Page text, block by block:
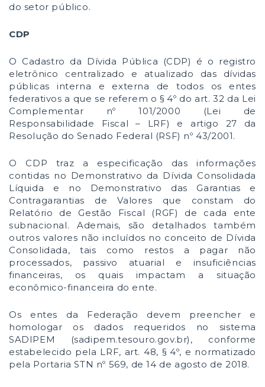
do setor público.
CDP
O Cadastro da Dívida Pública (CDP) é o registro
eletrônico centralizado e atualizado das dívidas
públicas interna e externa de todos os entes
federativos a que se referem o § 4º do art. 32 da Lei
Complementar nº 101/2000 (Lei de
Responsabilidade Fiscal – LRF) e artigo 27 da
Resolução do Senado Federal (RSF) nº 43/2001.
O CDP traz a especificação das informações
contidas no Demonstrativo da Dívida Consolidada
Líquida e no Demonstrativo das Garantias e
Contragarantias de Valores que constam do
Relatório de Gestão Fiscal (RGF) de cada ente
subnacional. Ademais, são detalhados também
outros valores não incluídos no conceito de Dívida
Consolidada, tais como restos a pagar não
processados, passivo atuarial e insuficiências
financeiras, os quais impactam a situação
econômico-financeira do ente.
Os entes da Federação devem preencher e
homologar os dados requeridos no sistema
SADIPEM (sadipem.tesouro.gov.br), conforme
estabelecido pela LRF, art. 48, § 4º, e normatizado
pela Portaria STN nº 569, de 14 de agosto de 2018.